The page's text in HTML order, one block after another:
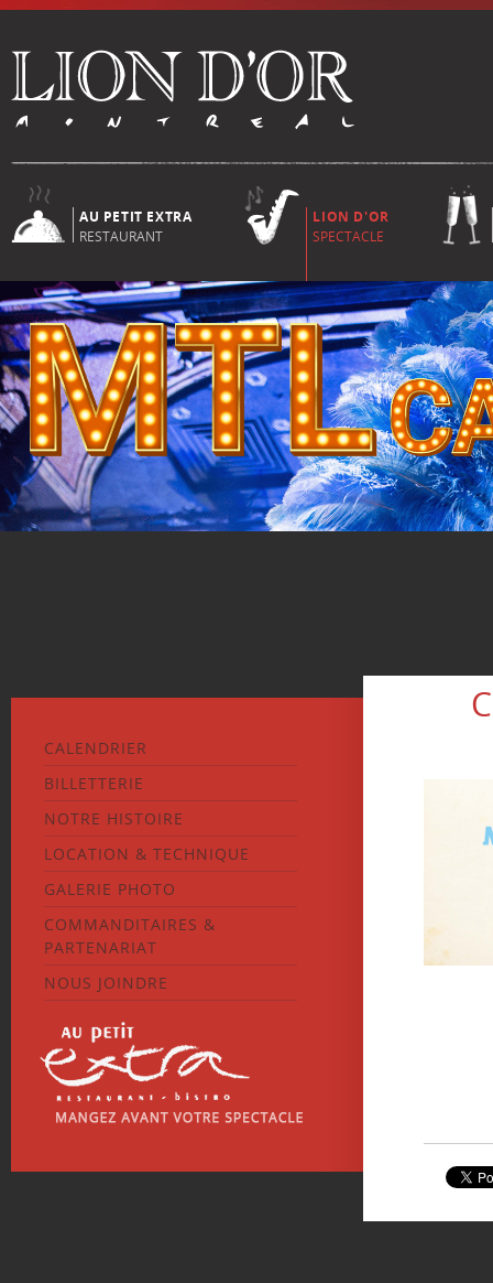
AU PETIT EXTRA
RESTAURANT
LION D'OR
SPECTACLE
CALENDRIER
BILLETTERIE
NOTRE HISTOIRE
LOCATION & TECHNIQUE
GALERIE PHOTO
COMMANDITAIRES &
PARTENARIAT
NOUS JOINDRE